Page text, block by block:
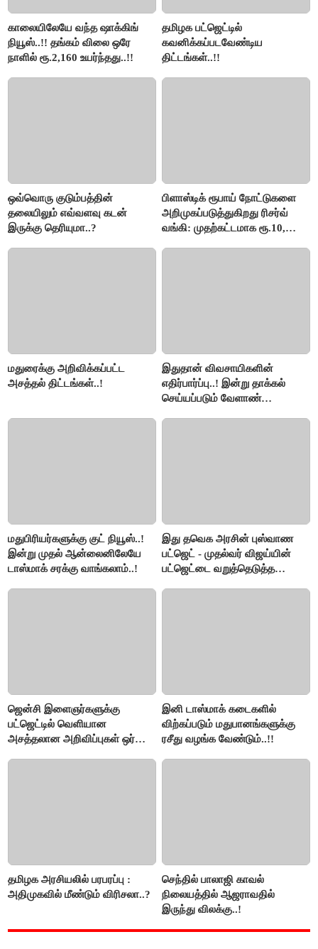
காலையிலேயே வந்த ஷாக்கிங்
நியூஸ்..!! தங்கம் விலை ஒரே
நாளில் ரூ.2,160 உயர்ந்தது..!!
தமிழக பட்ஜெட்டில்
கவனிக்கப்படவேண்டிய
திட்டங்கள்..!!
ஒவ்வொரு குடும்பத்தின்
தலையிலும் எவ்வளவு கடன்
இருக்கு தெரியுமா..?
பிளாஸ்டிக் ரூபாய் நோட்டுகளை
அறிமுகப்படுத்துகிறது ரிசர்வ்
வங்கி: முதற்கட்டமாக ரூ.10,
மதுரைக்கு அறிவிக்கப்பட்ட
அசத்தல் திட்டங்கள்..!
இதுதான் விவசாயிகளின்
எதிர்பார்ப்பு..! இன்று தாக்கல்
செய்யப்படும் வேளாண்
மதுபிரியர்களுக்கு குட் நியூஸ்..!
இன்று முதல் ஆன்லைனிலேயே
டாஸ்மாக் சரக்கு வாங்கலாம்..!
இது தவெக அரசின் புஸ்வாண
பட்ஜெட் - முதல்வர் விஜய்யின்
பட்ஜெட்டை வறுத்தெடுத்த
ஜென்சி இளைஞர்களுக்கு
பட்ஜெட்டில் வெளியான
அசத்தலான அறிவிப்புகள் ஒர்
இனி டாஸ்மாக் கடைகளில்
விற்கப்படும் மதுபானங்களுக்கு
ரசீது வழங்க வேண்டும்..!!
தமிழக அரசியலில் பரபரப்பு :
அதிமுகவில் மீண்டும் விரிசலா..?
செந்தில் பாலாஜி காவல்
நிலையத்தில் ஆஜராவதில்
இருந்து விலக்கு..!